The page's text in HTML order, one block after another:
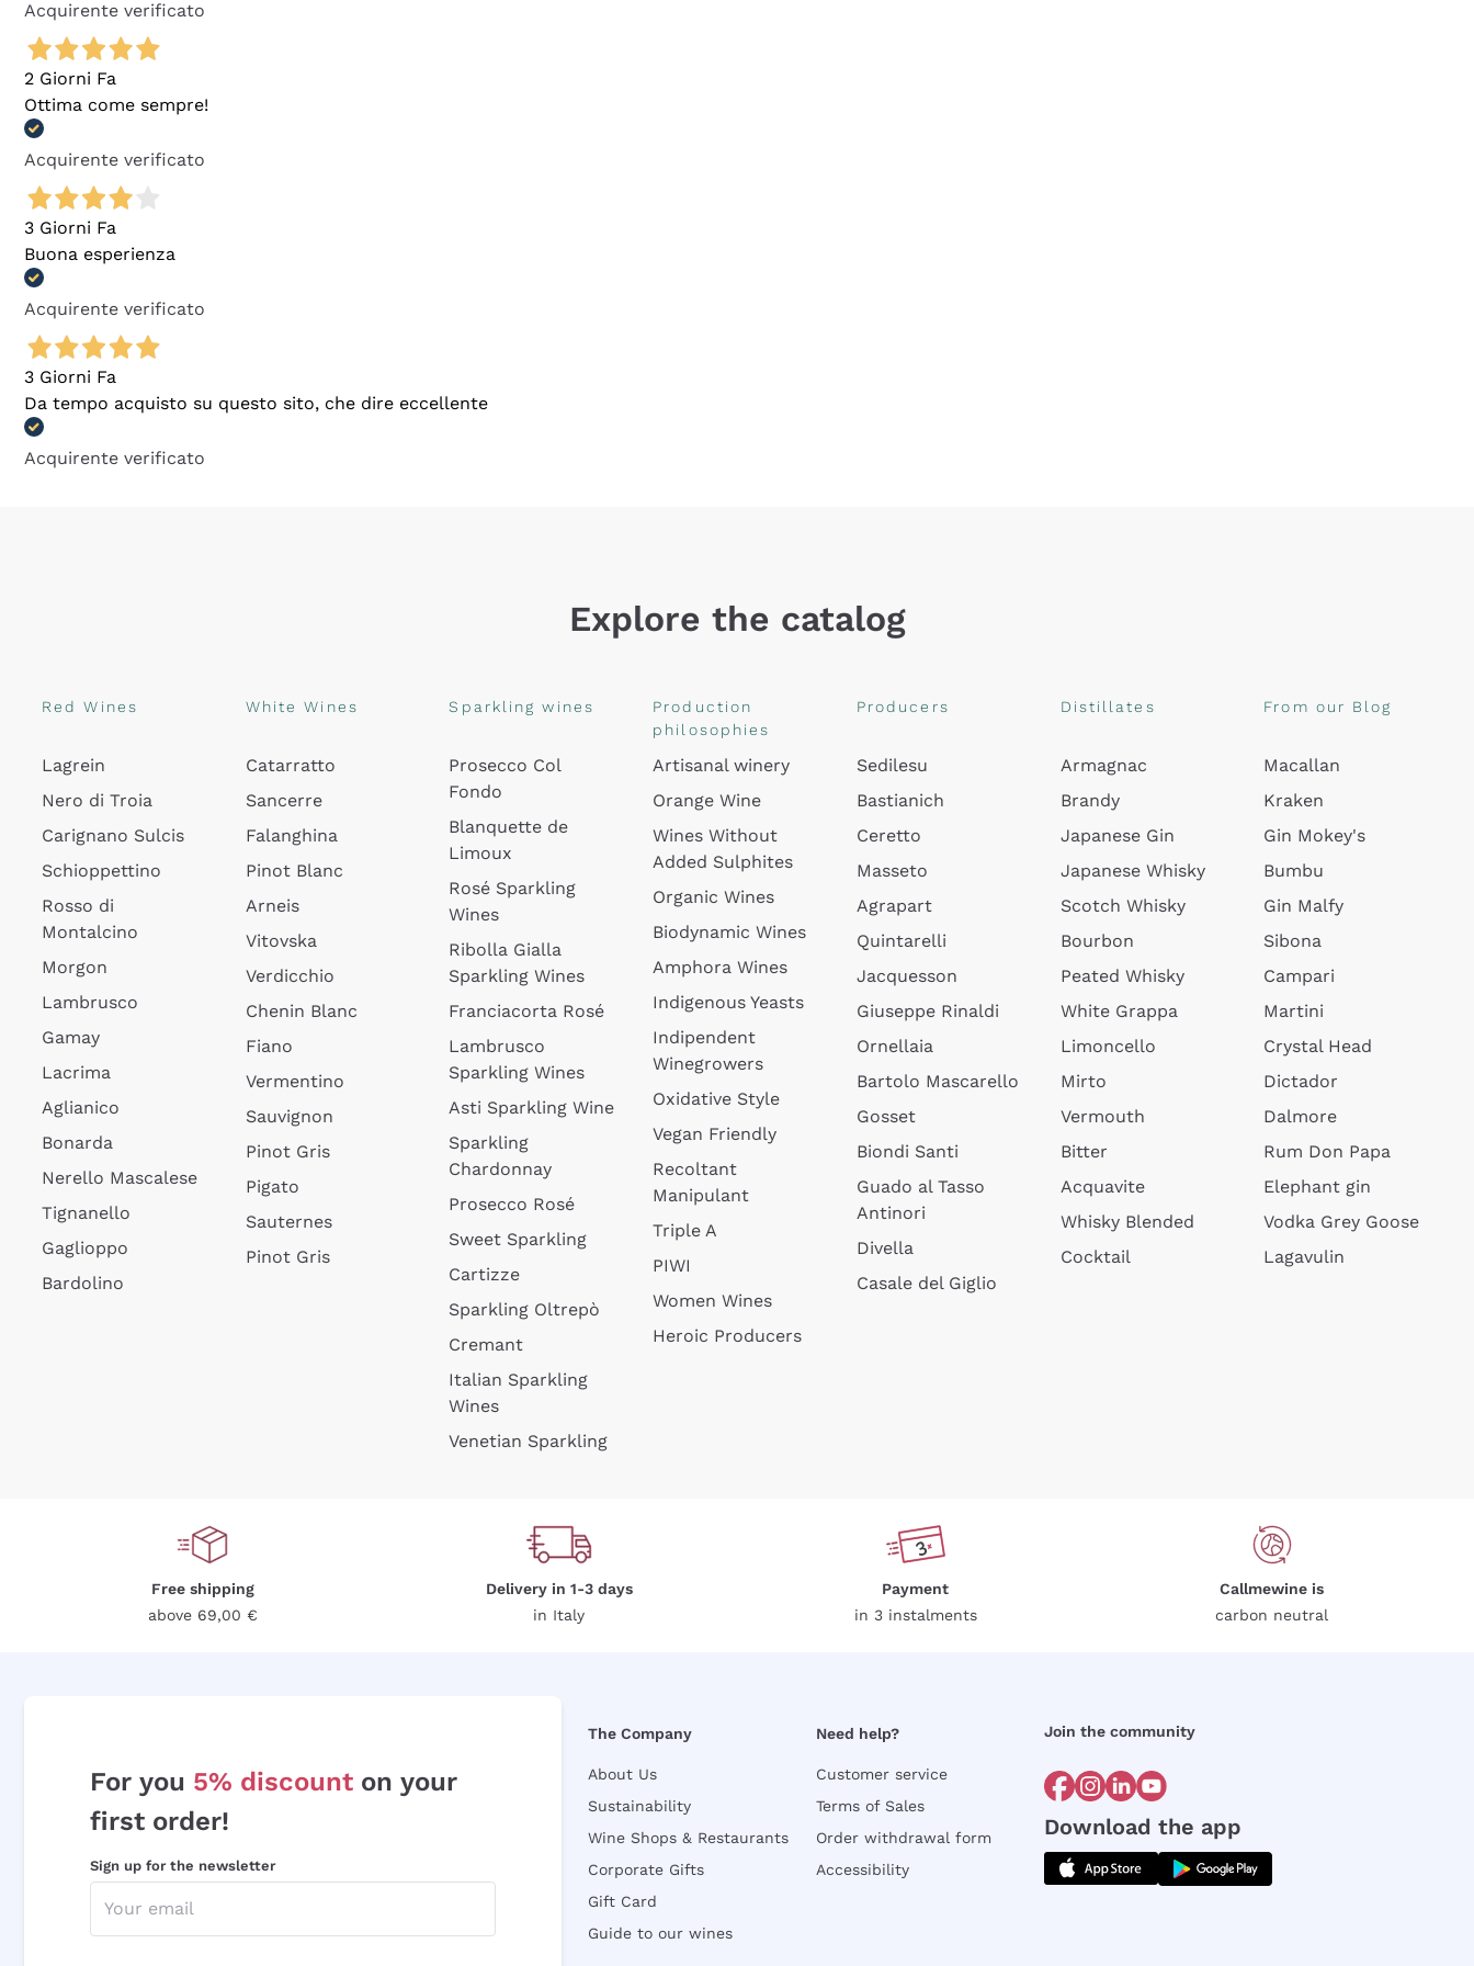
Acquirente verificato
2 Giorni Fa
Ottima come sempre!
Acquirente verificato
3 Giorni Fa
Buona esperienza
Acquirente verificato
3 Giorni Fa
Da tempo acquisto su questo sito, che dire eccellente
Acquirente verificato
Explore the catalog
Red Wines
Lagrein
Nero di Troia
Carignano Sulcis
Schioppettino
Rosso di
Montalcino
Morgon
Lambrusco
Gamay
Lacrima
Aglianico
Bonarda
Nerello Mascalese
Tignanello
Gaglioppo
Bardolino
White Wines
Catarratto
Sancerre
Falanghina
Pinot Blanc
Arneis
Vitovska
Verdicchio
Chenin Blanc
Fiano
Vermentino
Sauvignon
Pinot Gris
Pigato
Sauternes
Pinot Gris
Sparkling wines
Prosecco Col
Fondo
Blanquette de
Limoux
Rosé Sparkling
Wines
Ribolla Gialla
Sparkling Wines
Franciacorta Rosé
Lambrusco
Sparkling Wines
Asti Sparkling Wine
Sparkling
Chardonnay
Prosecco Rosé
Sweet Sparkling
Cartizze
Sparkling Oltrepò
Cremant
Italian Sparkling
Wines
Venetian Sparkling
Production
philosophies
Artisanal winery
Orange Wine
Wines Without
Added Sulphites
Organic Wines
Biodynamic Wines
Amphora Wines
Indigenous Yeasts
Indipendent
Winegrowers
Oxidative Style
Vegan Friendly
Recoltant
Manipulant
Triple A
PIWI
Women Wines
Heroic Producers
Producers
Sedilesu
Bastianich
Ceretto
Masseto
Agrapart
Quintarelli
Jacquesson
Giuseppe Rinaldi
Ornellaia
Bartolo Mascarello
Gosset
Biondi Santi
Guado al Tasso
Antinori
Divella
Casale del Giglio
Distillates
Armagnac
Brandy
Japanese Gin
Japanese Whisky
Scotch Whisky
Bourbon
Peated Whisky
White Grappa
Limoncello
Mirto
Vermouth
Bitter
Acquavite
Whisky Blended
Cocktail
From our Blog
Macallan
Kraken
Gin Mokey's
Bumbu
Gin Malfy
Sibona
Campari
Martini
Crystal Head
Dictador
Dalmore
Rum Don Papa
Elephant gin
Vodka Grey Goose
Lagavulin
Free shipping
above 69,00 €
Delivery in 1-3 days
in Italy
Payment
in 3 instalments
Callmewine is
carbon neutral
For you 5% discount on your
first order!
Sign up for the newsletter
The Company
About Us
Sustainability
Wine Shops & Restaurants
Corporate Gifts
Gift Card
Guide to our wines
Need help?
Customer service
Terms of Sales
Order withdrawal form
Accessibility
Join the community
Download the app